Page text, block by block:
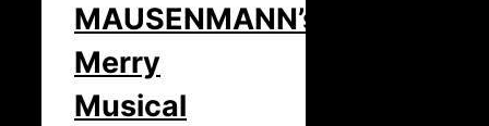
MAUSENMANN’s
Merry
Musical